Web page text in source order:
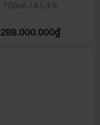
700ml / 45,4%
288.000.000₫